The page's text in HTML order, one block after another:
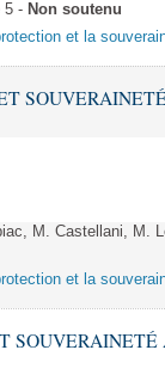
5 - Non soutenu
et la
M. Castellani, M.
et la
SOUVERAINETÉ